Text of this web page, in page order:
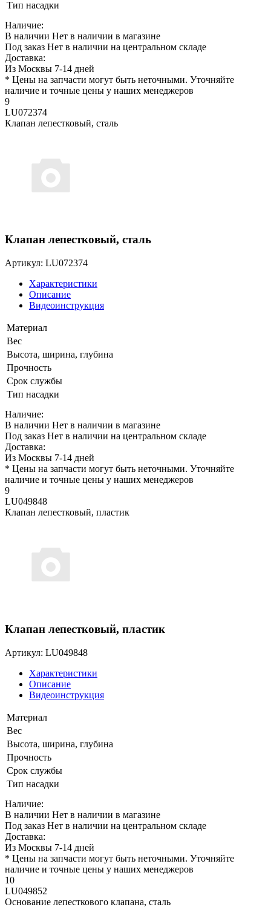
Тип насадки
Наличие:
В наличии Нет в наличии в магазине
Под заказ Нет в наличии на центральном складе
Доставка:
Из Москвы 7-14 дней
* Цены на запчасти могут быть неточными. Уточняйте
наличие и точные цены у наших менеджеров
9
LU072374
Клапан лепестковый, сталь
Клапан лепестковый, сталь
Артикул: LU072374
Характеристики
Описание
Видеоинструкция
Материал
Вес
Высота, ширина, глубина
Прочность
Срок службы
Тип насадки
Наличие:
В наличии Нет в наличии в магазине
Под заказ Нет в наличии на центральном складе
Доставка:
Из Москвы 7-14 дней
* Цены на запчасти могут быть неточными. Уточняйте
наличие и точные цены у наших менеджеров
9
LU049848
Клапан лепестковый, пластик
Клапан лепестковый, пластик
Артикул: LU049848
Характеристики
Описание
Видеоинструкция
Материал
Вес
Высота, ширина, глубина
Прочность
Срок службы
Тип насадки
Наличие:
В наличии Нет в наличии в магазине
Под заказ Нет в наличии на центральном складе
Доставка:
Из Москвы 7-14 дней
* Цены на запчасти могут быть неточными. Уточняйте
наличие и точные цены у наших менеджеров
10
LU049852
Основание лепесткового клапана, сталь